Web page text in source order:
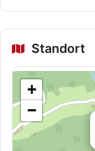
Standort
+
−